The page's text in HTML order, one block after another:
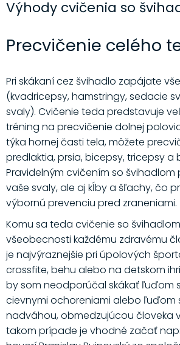
Výhody cvičenia so
Precvičenie celého
Pri skákaní cez švihadlo zapájate
(kvadricepsy, hamstringy, sedacie
svaly). Cvičenie teda predstavuje
tréning na precvičenie dolnej
týka hornej časti tela, môžete
predlaktia, prsia, bicepsy, tricepsy a
Pravidelným cvičením so švihadlom
vaše svaly, ale aj kĺby a šľachy, čo
výbornú prevenciu pred zraneniami.
Komu sa teda cvičenie so
všeobecnosti každému zdravému
je najvýraznejšie pri úpolových
crossfite, behu alebo na detskom
by som neodporúčal skákať ľuďom
cievnymi ochoreniami alebo ľuďom
nadváhou, obmedzujúcou človeka
takom prípade je vhodné začať